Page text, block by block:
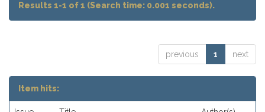
Results 1-1 of 1 (Search time: 0.001 seconds).
previous 1 next
Item hits: